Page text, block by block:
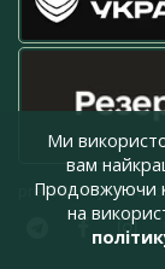
Ми
вам
Продовжуючи
на